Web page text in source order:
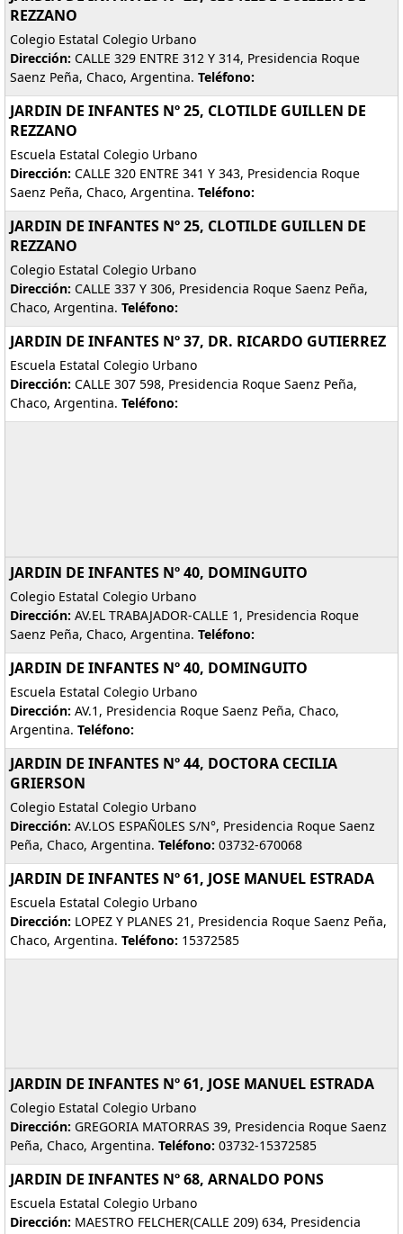
REZZANO
Colegio Estatal Colegio Urbano
Dirección: CALLE 329 ENTRE 312 Y 314, Presidencia Roque
Saenz Peña, Chaco, Argentina. Teléfono:
JARDIN DE INFANTES Nº 25, CLOTILDE GUILLEN DE
REZZANO
Escuela Estatal Colegio Urbano
Dirección: CALLE 320 ENTRE 341 Y 343, Presidencia Roque
Saenz Peña, Chaco, Argentina. Teléfono:
JARDIN DE INFANTES Nº 25, CLOTILDE GUILLEN DE
REZZANO
Colegio Estatal Colegio Urbano
Dirección: CALLE 337 Y 306, Presidencia Roque Saenz Peña,
Chaco, Argentina. Teléfono:
JARDIN DE INFANTES Nº 37, DR. RICARDO GUTIERREZ
Escuela Estatal Colegio Urbano
Dirección: CALLE 307 598, Presidencia Roque Saenz Peña,
Chaco, Argentina. Teléfono:
JARDIN DE INFANTES Nº 40, DOMINGUITO
Colegio Estatal Colegio Urbano
Dirección: AV.EL TRABAJADOR-CALLE 1, Presidencia Roque
Saenz Peña, Chaco, Argentina. Teléfono:
JARDIN DE INFANTES Nº 40, DOMINGUITO
Escuela Estatal Colegio Urbano
Dirección: AV.1, Presidencia Roque Saenz Peña, Chaco,
Argentina. Teléfono:
JARDIN DE INFANTES Nº 44, DOCTORA CECILIA
GRIERSON
Colegio Estatal Colegio Urbano
Dirección: AV.LOS ESPAÑ0LES S/N°, Presidencia Roque Saenz
Peña, Chaco, Argentina. Teléfono: 03732-670068
JARDIN DE INFANTES Nº 61, JOSE MANUEL ESTRADA
Escuela Estatal Colegio Urbano
Dirección: LOPEZ Y PLANES 21, Presidencia Roque Saenz Peña,
Chaco, Argentina. Teléfono: 15372585
JARDIN DE INFANTES Nº 61, JOSE MANUEL ESTRADA
Colegio Estatal Colegio Urbano
Dirección: GREGORIA MATORRAS 39, Presidencia Roque Saenz
Peña, Chaco, Argentina. Teléfono: 03732-15372585
JARDIN DE INFANTES Nº 68, ARNALDO PONS
Escuela Estatal Colegio Urbano
Dirección: MAESTRO FELCHER(CALLE 209) 634, Presidencia